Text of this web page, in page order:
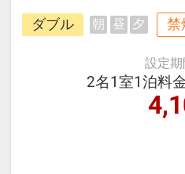
・1ベッドです。
約の場合、お
利用となります
・大人2名様に
（0～5歳）が可
ダブル 朝 昼 夕 禁
設定期
2名1室1泊料